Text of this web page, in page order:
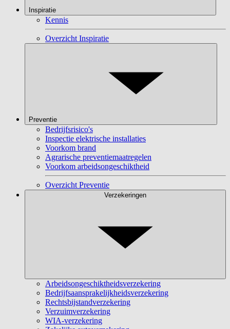
Inspiratie
Kennis
Overzicht Inspiratie
Preventie
Bedrijfsrisico's
Inspectie elektrische installaties
Voorkom brand
Agrarische preventiemaatregelen
Voorkom arbeidsongeschiktheid
Overzicht Preventie
Verzekeringen
Arbeidsongeschiktheidsverzekering
Bedrijfsaansprakelijkheidsverzekering
Rechtsbijstandverzekering
Verzuimverzekering
WIA-verzekering